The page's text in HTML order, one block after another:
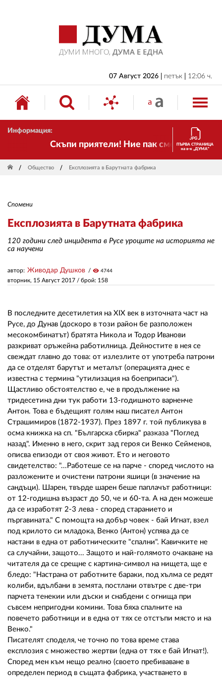
07 Август 2026 петък 12:06 ч.
Информация:
Скъпи приятели! Ние пак сме тук!ПЪРВА СТРАНИЦА
на в-к „ДУМА“
Общество Експлозията в Барутната фабрика
Спомени
Експлозията в Барутната фабрика
120 години след инцидента в Русе уроците на историята не
са научени
вторник, 15 Август 2017 / брой: 158
автор: Живодар Душков visibility 4744
В последните десетилетия на XIX век в източната част на
Русе, до Дунав (доскоро в този район бе разположен
месокомбинатът) братята Никола и Тодор Иванови
разкриват оръжейна работилница. Дейностите в нея се
свеждат главно до това: от излезлите от употреба патрони
да се отделят барутът и металът (операцията днес е
известна с термина "утилизация на боеприпаси").
Щастливо обстоятелство е, че в продължение на
тридесетина дни тук работи 13-годишното варненче
Антон. Това е бъдещият голям наш писател Антон
Страшимиров (1872-1937). През 1897 г. той публикува в
осма книжка на сп. "Българска сбирка" разказа "Поглед
назад". Именно в него, скрит зад героя си Венко Сейменов,
описва епизоди от своя живот. Ето и неговото
свидетелство: "...Работеше се на парче - според числото на
разложените и очистени патрони яшици (в значение на
сандъци). Шарен, твърде шарен беше паплачът работници:
от 12-годишна възраст до 50, че и 60-та. А на ден можеше
да се изработят 2-3 лева - според старанието и
пъргавината." С помощта на добър човек - бай Игнат, взел
под крилото си младока, Венко (Антон) успява да се
настани в една от работническите "спални". Кавичките не
са случайни, защото... Защото и най-голямото очакване на
читателя да се срещне с картина-символ на нищета, ще е
бледо: "Настрана от работните бараки, под хълма се редят
колиби, вдълбани в земята, постлани отвътре с две-три
парчета тенекии или дъски и снабдени с огнища при
съвсем непригодни комини. Това бяха спалните на
повечето работници и в една от тях се отстъпи място и на
Венко."
Писателят споделя, че точно по това време става
експлозия с множество жертви (една от тях е бай Игнат!).
Според мен към нещо реално (своето пребиваване в
определен период в същата фабрика, участването в
БЪЛГАРИЯ
ИКОНОМИКА
ИЗБОРИ
СВЯТ
АВТОРИ
РЕДАКЦИЯ
РЕКЛАМА
АБОНАМЕНТ
УСЛОВИЯ ЗА ПОЛЗВАНЕ
ПОЛИТИКА ЗА БИСКВИТКИТЕ
ПОЛИТИКАТА ЗА
ПОВЕРИТЕЛНОСТ
02 975 20 35